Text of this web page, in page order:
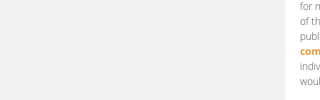
for
of